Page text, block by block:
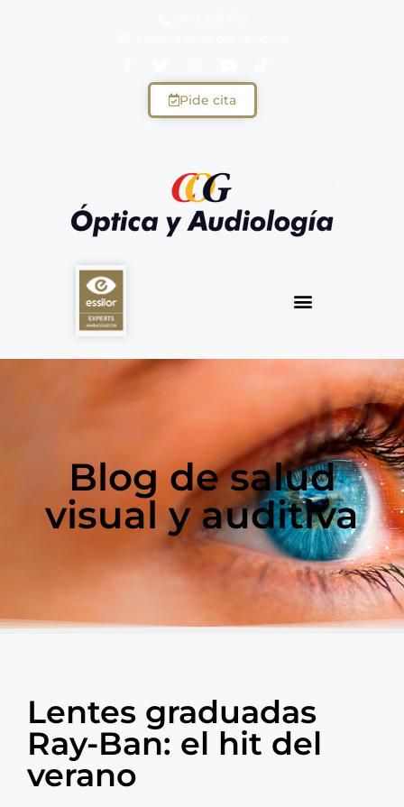
Pide cita
Blog de salud
visual y auditiva
Lentes graduadas
Ray-Ban: el hit del
verano